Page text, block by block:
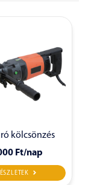
kölcsönzés
Ft/nap